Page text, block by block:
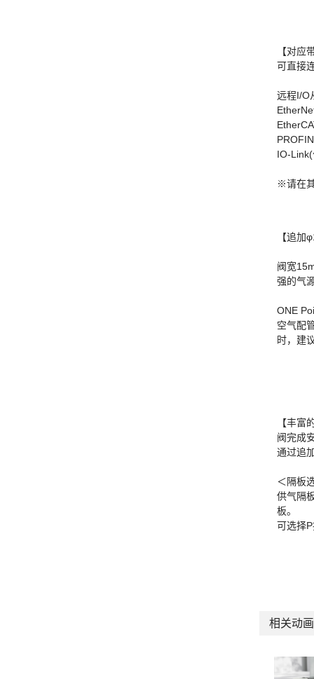
【对应
可直接
远程I/O
IO-
※请在
【追加
阀宽
强的气
ONE
空气配
时，建
【丰富
阀完成
通过追
＜隔板
供气隔
板。
可选择
相关动画